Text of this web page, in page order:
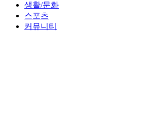
생활/문화
스포츠
커뮤니티